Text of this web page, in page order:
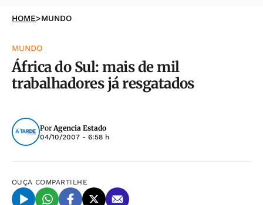
HOME>MUNDO
MUNDO
África do Sul: mais de mil
trabalhadores já resgatados
PorAgencia Estado
04/10/2007 - 6:58 h
OUÇA COMPARTILHE